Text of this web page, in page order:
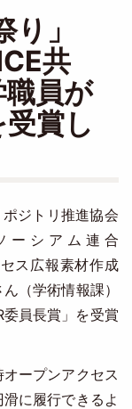
り」
共
員が
賞し
ジトリ推進協会
ーシアム連合
ス広報素材作成
（学術情報課）
員長賞」を受賞
ープンアクセス
に履行できるよ